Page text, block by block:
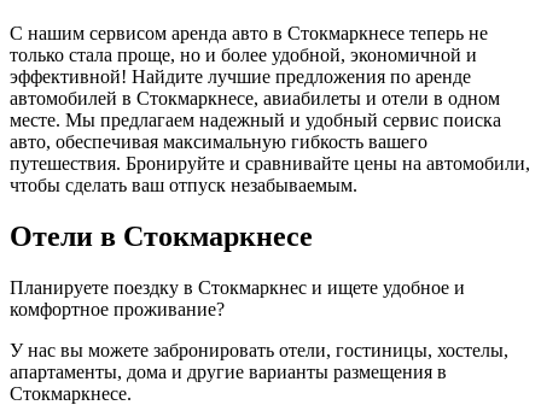
С нашим сервисом аренда авто в Стокмаркнесе теперь не
только стала проще, но и более удобной, экономичной и
эффективной! Найдите лучшие предложения по аренде
автомобилей в Стокмаркнесе, авиабилеты и отели в одном
месте. Мы предлагаем надежный и удобный сервис поиска
авто, обеспечивая максимальную гибкость вашего
путешествия. Бронируйте и сравнивайте цены на автомобили,
чтобы сделать ваш отпуск незабываемым.
Отели в Стокмаркнесе
Планируете поездку в Стокмаркнес и ищете удобное и
комфортное проживание?
У нас вы можете забронировать отели, гостиницы, хостелы,
апартаменты, дома и другие варианты размещения в
Стокмаркнесе.